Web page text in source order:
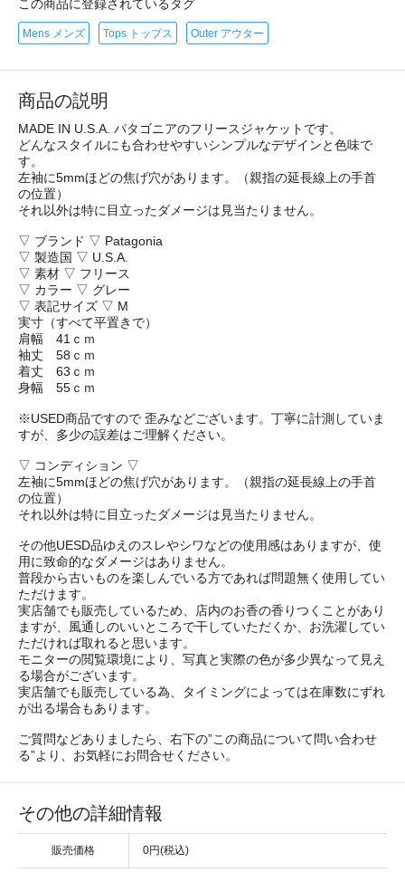
この商品に登録されているタグ
Mens メンズ Tops トップス Outer アウター
商品の説明
MADE IN U.S.A. パタゴニアのフリースジャケットです。
どんなスタイルにも合わせやすいシンプルなデザインと色味で
す。
左袖に5mmほどの焦げ穴があります。（親指の延長線上の手首
の位置）
それ以外は特に目立ったダメージは見当たりません。
▽ ブランド ▽ Patagonia
▽ 製造国 ▽ U.S.A.
▽ 素材 ▽ フリース
▽ カラー ▽ グレー
▽ 表記サイズ ▽ M
実寸（すべて平置きで）
肩幅 41ｃｍ
袖丈 58ｃｍ
着丈 63ｃｍ
身幅 55ｃｍ
※USED商品ですので 歪みなどございます。丁寧に計測していま
すが、多少の誤差はご理解ください。
▽ コンディション ▽
左袖に5mmほどの焦げ穴があります。（親指の延長線上の手首
の位置）
それ以外は特に目立ったダメージは見当たりません。
その他UESD品ゆえのスレやシワなどの使用感はありますが、使
用に致命的なダメージはありません。
普段から古いものを楽しんでいる方であれば問題無く使用してい
ただけます。
実店舗でも販売しているため、店内のお香の香りつくことがあり
ますが、風通しのいいところで干していただくか、お洗濯してい
ただければ取れると思います。
モニターの閲覧環境により、写真と実際の色が多少異なって見え
る場合がございます。
実店舗でも販売している為、タイミングによっては在庫数にずれ
が出る場合もあります。
ご質問などありましたら、右下の”この商品について問い合わせ
る”より、お気軽にお問合せください。
その他の詳細情報
販売価格 0円(税込)